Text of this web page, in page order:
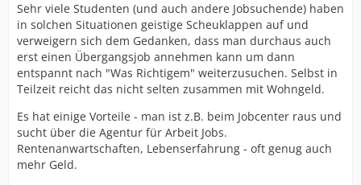
Sehr viele Studenten (und auch andere Jobsuchende) haben
in solchen Situationen geistige Scheuklappen auf und
verweigern sich dem Gedanken, dass man durchaus auch
erst einen Übergangsjob annehmen kann um dann
entspannt nach "Was Richtigem" weiterzusuchen. Selbst in
Teilzeit reicht das nicht selten zusammen mit Wohngeld.
Es hat einige Vorteile - man ist z.B. beim Jobcenter raus und
sucht über die Agentur für Arbeit Jobs.
Rentenanwartschaften, Lebenserfahrung - oft genug auch
mehr Geld.